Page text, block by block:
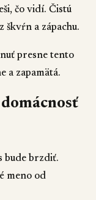
čo vidí. Čistú
škvŕn a zápachu.
presne tento
a zapamätá.
bude brzdiť.
meno od